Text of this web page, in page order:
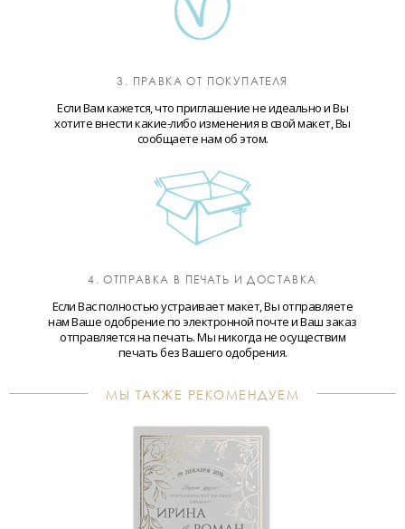
3. ПРАВКА ОТ ПОКУПАТЕЛЯ
Если Вам кажется, что приглашение не идеально и Вы
хотите внести какие-либо изменения в свой макет, Вы
сообщаете нам об этом.
4. ОТПРАВКА В ПЕЧАТЬ И ДОСТАВКА
Если Вас полностью устраивает макет, Вы отправляете
нам Ваше одобрение по электронной почте и Ваш заказ
отправляется на печать. Мы никогда не осуществим
печать без Вашего одобрения.
МЫ ТАКЖЕ РЕКОМЕНДУЕМ